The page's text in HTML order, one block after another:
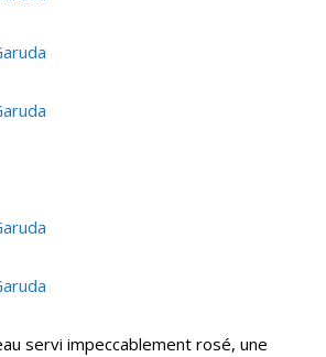
servi impeccablement rosé, une